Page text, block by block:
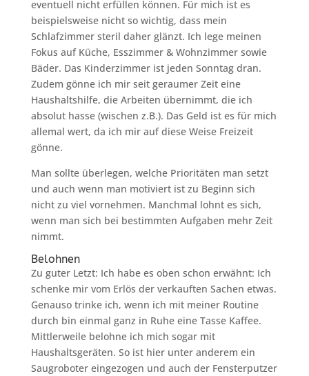
eventuell nicht erfüllen können. Für mich ist es
beispielsweise nicht so wichtig, dass mein
Schlafzimmer steril daher glänzt. Ich lege meinen
Fokus auf Küche, Esszimmer & Wohnzimmer sowie
Bäder. Das Kinderzimmer ist jeden Sonntag dran.
Zudem gönne ich mir seit geraumer Zeit eine
Haushaltshilfe, die Arbeiten übernimmt, die ich
absolut hasse (wischen z.B.). Das Geld ist es für mich
allemal wert, da ich mir auf diese Weise Freizeit
gönne.
Man sollte überlegen, welche Prioritäten man setzt
und auch wenn man motiviert ist zu Beginn sich
nicht zu viel vornehmen. Manchmal lohnt es sich,
wenn man sich bei bestimmten Aufgaben mehr Zeit
nimmt.
Belohnen
Zu guter Letzt: Ich habe es oben schon erwähnt: Ich
schenke mir vom Erlös der verkauften Sachen etwas.
Genauso trinke ich, wenn ich mit meiner Routine
durch bin einmal ganz in Ruhe eine Tasse Kaffee.
Mittlerweile belohne ich mich sogar mit
Haushaltsgeräten. So ist hier unter anderem ein
Saugroboter eingezogen und auch der Fensterputzer